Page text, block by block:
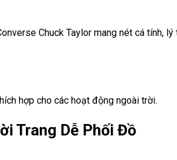
Chuck Taylor mang nét cá tính,
hợp cho các hoạt động ngoài trời.
Trang Dễ Phối Đồ